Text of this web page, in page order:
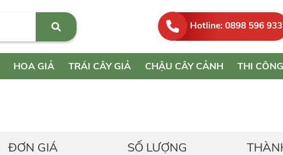
Hotline: 0898 596 933
HOA GIẢ TRÁI CÂY GIẢ CHẬU CÂY CẢNH THI
ĐƠN GIÁ SỐ LƯỢNG